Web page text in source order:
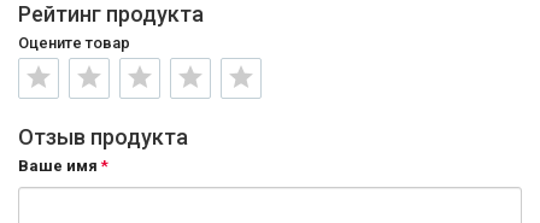
Рейтинг продукта
Оцените товар
Отзыв продукта
Ваше имя